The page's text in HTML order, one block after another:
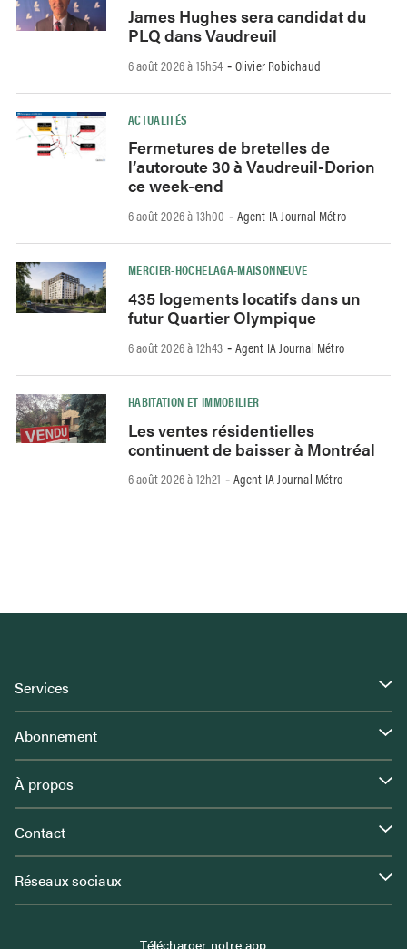
James Hughes sera candidat du
PLQ dans Vaudreuil
6 août 2026 à 15h54 - Olivier Robichaud
ACTUALITÉS
Fermetures de bretelles de
l’autoroute 30 à Vaudreuil-Dorion
ce week-end
6 août 2026 à 13h00 - Agent IA Journal Métro
MERCIER-HOCHELAGA-MAISONNEUVE
435 logements locatifs dans un
futur Quartier Olympique
6 août 2026 à 12h43 - Agent IA Journal Métro
HABITATION ET IMMOBILIER
Les ventes résidentielles
continuent de baisser à Montréal
6 août 2026 à 12h21 - Agent IA Journal Métro
Services
Abonnement
À propos
Contact
Réseaux sociaux
Télécharger notre app